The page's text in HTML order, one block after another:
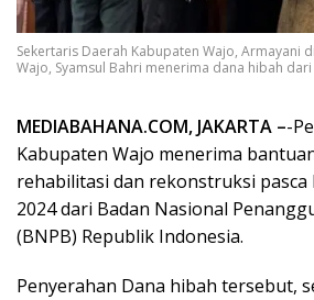
Sekertaris Daerah Kabupaten Wajo, Armayani
Wajo, Syamsul Bahri menerima dana hibah dari
MEDIABAHANA.COM, JAKARTA –-
Kabupaten Wajo menerima
rehabilitasi dan rekonstruksi pasca
2024 dari Badan Nasional
(BNPB) Republik Indonesia.
Penyerahan Dana hibah tersebut,